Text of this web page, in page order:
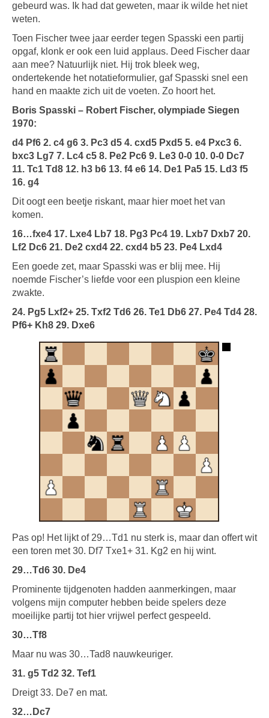
gebeurd was. Ik had dat geweten, maar ik wilde het niet
weten.
Toen Fischer twee jaar eerder tegen Spasski een partij
opgaf, klonk er ook een luid applaus. Deed Fischer daar
aan mee? Natuurlijk niet. Hij trok bleek weg,
ondertekende het notatieformulier, gaf Spasski snel een
hand en maakte zich uit de voeten. Zo hoort het.
Boris Spasski – Robert Fischer, olympiade Siegen
1970:
d4 Pf6 2. c4 g6 3. Pc3 d5 4. cxd5 Pxd5 5. e4 Pxc3 6.
bxc3 Lg7 7. Lc4 c5 8. Pe2 Pc6 9. Le3 0-0 10. 0-0 Dc7
11. Tc1 Td8 12. h3 b6 13. f4 e6 14. De1 Pa5 15. Ld3 f5
16. g4
Dit oogt een beetje riskant, maar hier moet het van
komen.
16…fxe4 17. Lxe4 Lb7 18. Pg3 Pc4 19. Lxb7 Dxb7 20.
Lf2 Dc6 21. De2 cxd4 22. cxd4 b5 23. Pe4 Lxd4
Een goede zet, maar Spasski was er blij mee. Hij
noemde Fischer’s liefde voor een pluspion een kleine
zwakte.
24. Pg5 Lxf2+ 25. Txf2 Td6 26. Te1 Db6 27. Pe4 Td4 28.
Pf6+ Kh8 29. Dxe6
Pas op! Het lijkt of 29…Td1 nu sterk is, maar dan offert wit
een toren met 30. Df7 Txe1+ 31. Kg2 en hij wint.
29…Td6 30. De4
Prominente tijdgenoten hadden aanmerkingen, maar
volgens mijn computer hebben beide spelers deze
moeilijke partij tot hier vrijwel perfect gespeeld.
30…Tf8
Maar nu was 30…Tad8 nauwkeuriger.
31. g5 Td2 32. Tef1
Dreigt 33. De7 en mat.
32…Dc7